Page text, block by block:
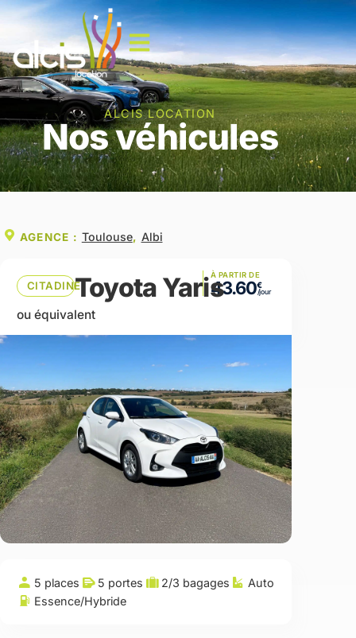
ALCIS LOCATION
Nos véhicules
AGENCE : Toulouse, Albi
À PARTIR DE
43.60
Toyota Yaris
CITADINE
ou équivalent
5 places 5 portes 2/3 bagages
Auto
Essence/Hybride